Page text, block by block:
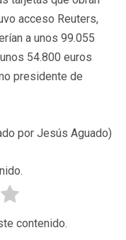
acceso Reuters,
a unos 99.055
54.800 euros
presidente de
por Jesús Aguado)
contenido.